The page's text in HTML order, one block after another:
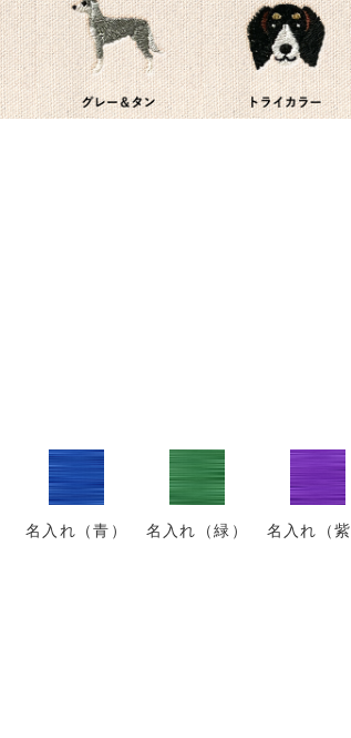
名入れ（青） 名入れ（緑） 名入れ（紫